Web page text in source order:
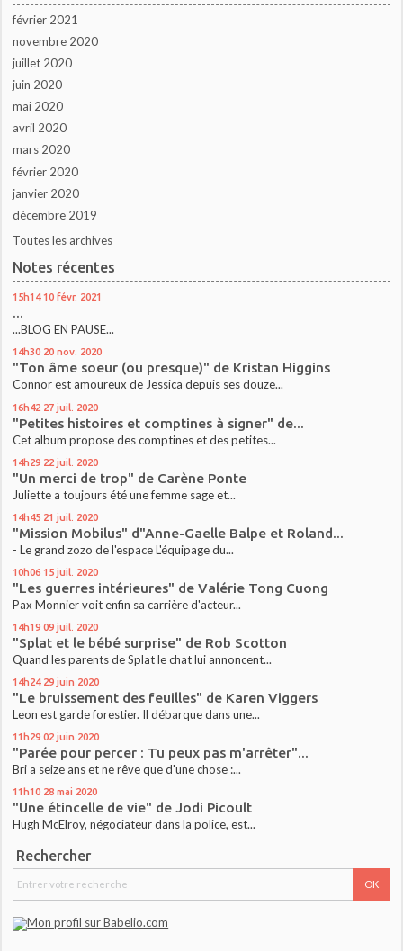
février 2021
novembre 2020
juillet 2020
juin 2020
mai 2020
avril 2020
mars 2020
février 2020
janvier 2020
décembre 2019
Toutes les archives
Notes récentes
15h14 10 févr. 2021
...
...BLOG EN PAUSE...
14h30 20 nov. 2020
"Ton âme soeur (ou presque)" de Kristan Higgins
Connor est amoureux de Jessica depuis ses douze...
16h42 27 juil. 2020
"Petites histoires et comptines à signer" de...
Cet album propose des comptines et des petites...
14h29 22 juil. 2020
"Un merci de trop" de Carène Ponte
Juliette a toujours été une femme sage et...
14h45 21 juil. 2020
"Mission Mobilus" d"Anne-Gaelle Balpe et Roland...
- Le grand zozo de l'espace L'équipage du...
10h06 15 juil. 2020
"Les guerres intérieures" de Valérie Tong Cuong
Pax Monnier voit enfin sa carrière d'acteur...
14h19 09 juil. 2020
"Splat et le bébé surprise" de Rob Scotton
Quand les parents de Splat le chat lui annoncent...
14h24 29 juin 2020
"Le bruissement des feuilles" de Karen Viggers
Leon est garde forestier. Il débarque dans une...
11h29 02 juin 2020
"Parée pour percer : Tu peux pas m'arrêter"...
Bri a seize ans et ne rêve que d'une chose :...
11h10 28 mai 2020
"Une étincelle de vie" de Jodi Picoult
Hugh McElroy, négociateur dans la police, est...
Rechercher